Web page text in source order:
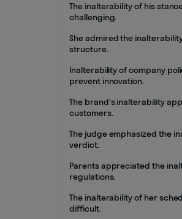
The inalterability of his
challenging.
She admired the
structure.
Inalterability of company
prevent innovation.
The brand's inalterability
customers.
The judge emphasized the
verdict.
Parents appreciated the
regulations.
The inalterability of her
difficult.